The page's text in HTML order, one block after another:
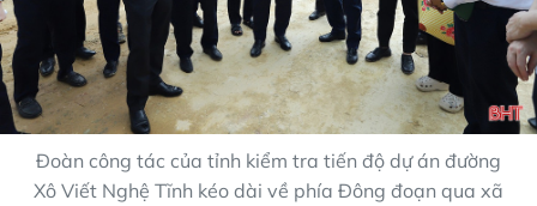
Đoàn công tác của tỉnh kiểm tra tiến độ dự án đường
Xô Viết Nghệ Tĩnh kéo dài về phía Đông đoạn qua xã